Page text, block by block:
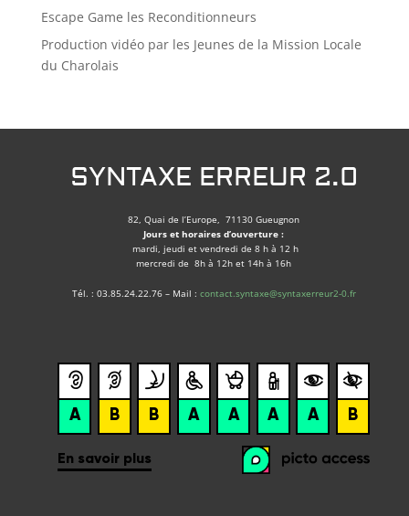
Escape Game les Reconditionneurs
Production vidéo par les Jeunes de la Mission Locale
du Charolais
SYNTAXE ERREUR 2.0
82, Quai de l’Europe, 71130 Gueugnon
Jours et horaires d’ouverture :
mardi, jeudi et vendredi de 8 h à 12 h
mercredi de 8h à 12h et 14h à 16h
Tél. : 03.85.24.22.76 – Mail : contact.syntaxe@syntaxerreur2-0.fr